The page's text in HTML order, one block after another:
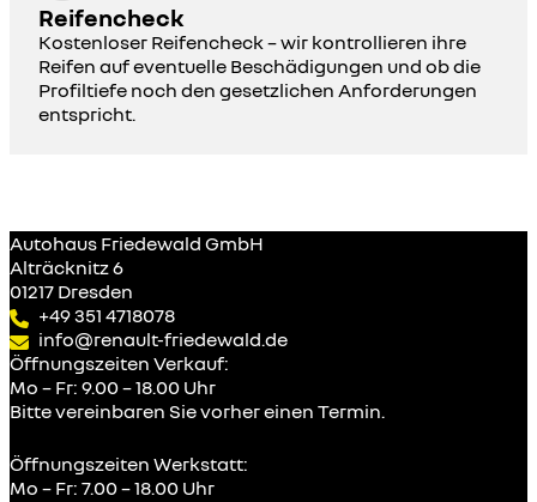
Reifencheck
Kostenloser Reifencheck – wir kontrollieren ihre
Reifen auf eventuelle Beschädigungen und ob die
Profiltiefe noch den gesetzlichen Anforderungen
entspricht.
Autohaus Friedewald GmbH
Alträcknitz 6
01217 Dresden
+49 351 4718078
info@renault-friedewald.de
Öffnungszeiten Verkauf:
Mo – Fr: 9.00 – 18.00 Uhr
Bitte vereinbaren Sie vorher einen Termin.
Öffnungszeiten Werkstatt:
Mo – Fr: 7.00 – 18.00 Uhr